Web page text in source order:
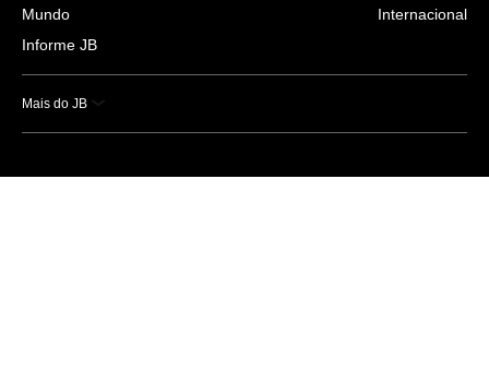
Mundo
Informe JB
Internacional
Mais do JB
Esportes